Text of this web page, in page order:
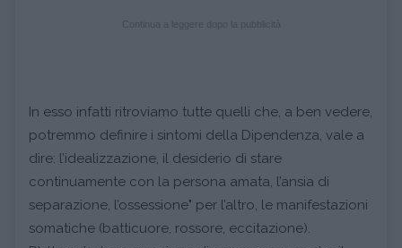
In esso infatti ritroviamo tutte quelli che, a ben vedere,
potremmo definire i sintomi della Dipendenza, vale a
dire: l’idealizzazione, il desiderio di stare
continuamente con la persona amata, l’ansia di
separazione, l’ossessione" per l’altro, le manifestazioni
somatiche (batticuore, rossore, eccitazione).